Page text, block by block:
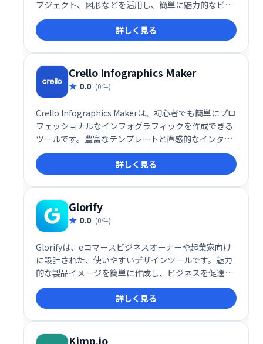
ブジェクト、図形などを活用し、簡単に魅力的なビジ
ュアルコンテンツを作成できます。YouTube動画の埋
め込みにも対応。教育現場にも最適なツールです。無
料テンプレートも多数用意しています。
詳しく見る
Crello Infographics Maker
0.0 (0件)
Crello Infographics Makerは、初心者でも簡単にプロ
フェッショナルなインフォグラフィックを作成できる
ツールです。豊富なテンプレートと直感的なインター
フェースで、ソーシャルメディア投稿からマーケティ
ング資料まで、様々な用途に対応。テキストやオブジ
ェクトの追加、アニメーション効果の利用も可能で
す。デザインスキルは不要です。魅力的なビジュアル
コンテンツで集客を促進しましょう。
詳しく見る
Glorify
0.0 (0件)
Glorifyは、eコマースビジネスオーナーや起業家向け
に設計された、使いやすいデザインツールです。魅力
的な製品イメージを簡単に作成し、ビジネスを促進し
ます。直感的な操作で、プロフェッショナルなビジュ
アルコンテンツを効率的に制作できます。あなたのビ
ジネスを輝かせる、強力なビジュアルツールを手に入
れましょう。
詳しく見る
Kimp.io